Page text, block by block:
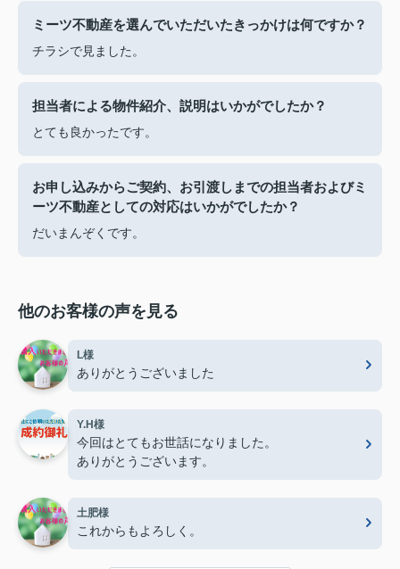
ミーツ不動産を選んでいただいたきっかけは何ですか？
チラシで見ました。
担当者による物件紹介、説明はいかがでしたか？
とても良かったです。
お申し込みからご契約、お引渡しまでの担当者およびミ
ーツ不動産としての対応はいかがでしたか？
だいまんぞくです。
他のお客様の声を見る
L様
ありがとうございました
Y.H様
今回はとてもお世話になりました。
ありがとうございます。
土肥様
これからもよろしく。